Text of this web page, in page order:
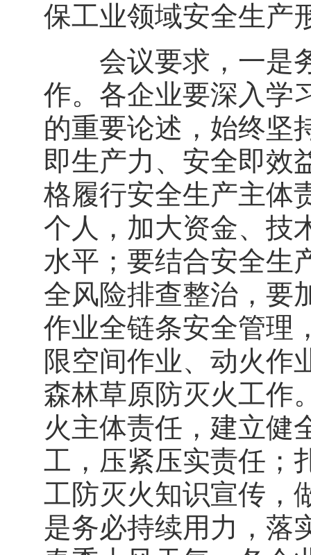
保工业领域安全生产
会议要求，一是务
作。各企业要深入学
的重要论述，始终坚
即生产力、安全即效
格履行安全生产主体
个人，加大资金、技
水平；要结合安全生
全风险排查整治，要
作业全链条安全管理
限空间作业、动火作
森林草原防灭火工作
火主体责任，建立健
工，压紧压实责任；
工防灭火知识宣传，
是务必持续用力，落